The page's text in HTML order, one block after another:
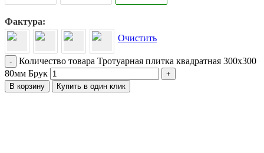
Фактура
Очистить
-
Количество товара Тротуарная плитка квадратная 300х300
80мм Брук
+
В корзину
Купить в один клик